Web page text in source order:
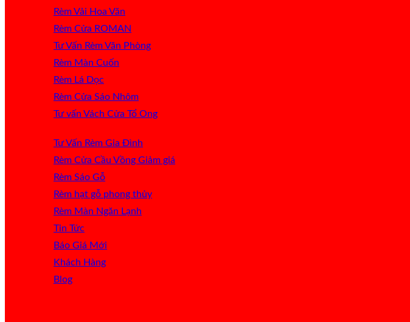
Rèm Vải Hoa Văn
Rèm Cửa ROMAN
Tư Vấn Rèm Văn Phòng
Rèm Màn Cuốn
Rèm Lá Dọc
Rèm Cửa Sáo Nhôm
Tư vấn Vách Cửa Tổ Ong
Tư Vấn Rèm Gia Đình
Rèm Cửa Cầu Vồng
Rèm Sáo Gỗ
Rèm hạt gỗ phong thủy
Rèm Màn Ngăn Lạnh
Tin Tức
Báo Giá
Khách Hàng
Blog